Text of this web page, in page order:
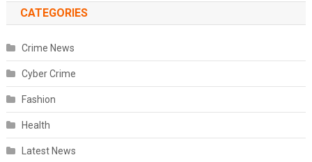
CATEGORIES
Crime News
Cyber Crime
Fashion
Health
Latest News